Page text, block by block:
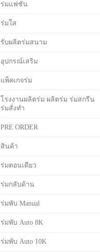
ร่มแฟชั่น
ร่มใส
รับผลิตร่มสนาม
อุปกรณ์เสริม
แพ็คเกจร่ม
โรงงานผลิตร่ม ผลิตร่ม ร่มสกรีน
ร่มสั่งทำ
PRE ORDER
สินค้า
ร่มตอนเดียว
ร่มกลับด้าน
ร่มพับ Manual
ร่มพับ Auto 8K
ร่มพับ Auto 10K